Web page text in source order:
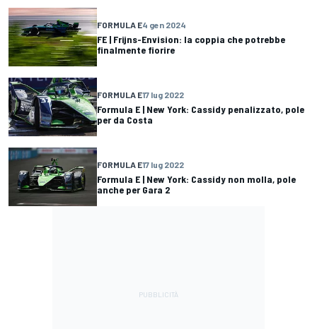
FORMULA E4 gen 2024
FE | Frijns-Envision: la coppia che potrebbe
finalmente fiorire
FORMULA E17 lug 2022
Formula E | New York: Cassidy penalizzato, pole
per da Costa
FORMULA E17 lug 2022
Formula E | New York: Cassidy non molla, pole
anche per Gara 2